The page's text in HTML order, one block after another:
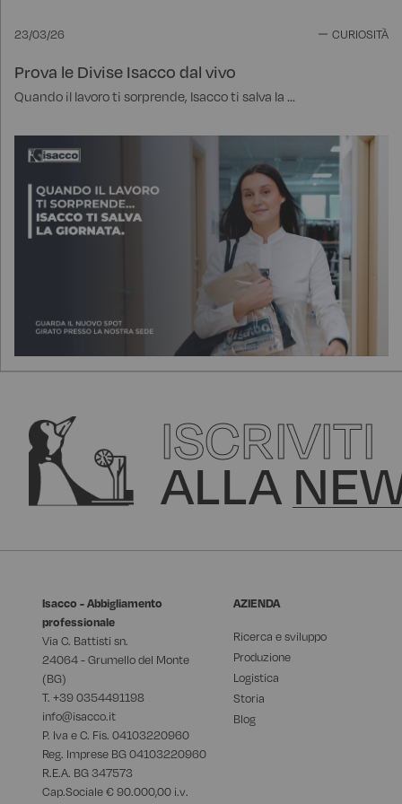
23/03/26 CURIOSITÀ
Prova le Divise Isacco dal vivo
Quando il lavoro ti sorprende, Isacco ti salva la ...
ISCRIVITI
ALLA
Isacco - Abbigliamento
professionale
Via C. Battisti sn.
24064 - Grumello del Monte
(BG)
T. +390354491198
info@isacco.it
P. Iva e C. Fis. 04103220960
Reg. Imprese BG 04103220960
R.E.A. BG 347573
Cap.Sociale € 90.000,00 i.v.
AZIENDA
Ricerca e sviluppo
Produzione
Logistica
Storia
Blog